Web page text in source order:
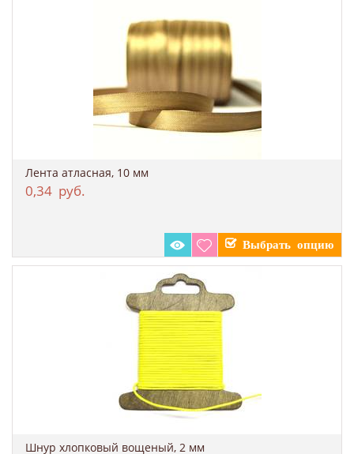
Лента атласная, 10 мм
0,34 руб.
Шнур хлопковый вощеный, 2 мм